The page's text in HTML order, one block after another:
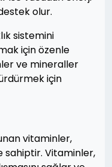
olur.
sistemini
için özenle
ve mineraller
için
vitaminler,
sahiptir. Vitaminler,